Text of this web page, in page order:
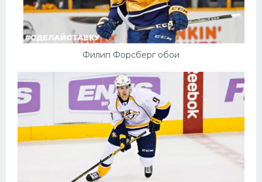
Филип Форсберг обои